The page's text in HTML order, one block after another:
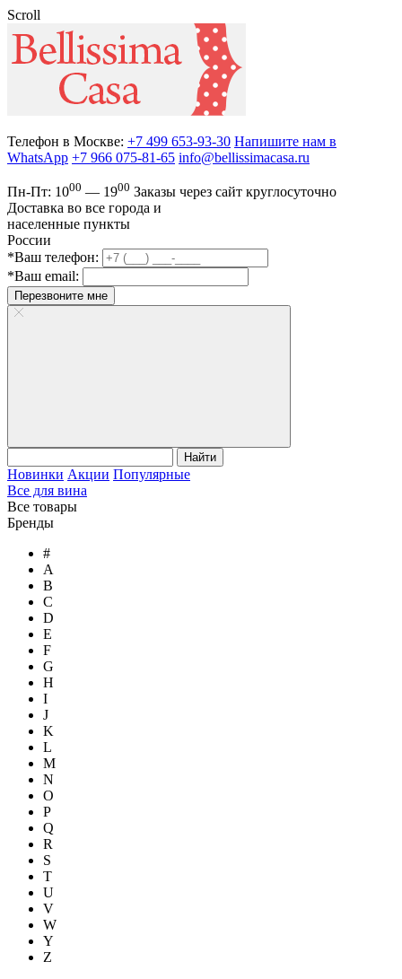
Scroll
Телефон в Москве: +7 499 653-93-30 Напишите нам в
WhatsApp +7 966 075-81-65 info@bellissimacasa.ru
Пн-Пт: 1000 — 1900 Заказы через сайт круглосуточно
Доставка во все города и
населенные пункты
России
*Ваш телефон:
*Ваш email:
Перезвоните мне
Найти
Новинки Акции Популярные
Все для вина
Все товары
Бренды
#
A
B
C
D
E
F
G
H
I
J
K
L
M
N
O
P
Q
R
S
T
U
V
W
Y
Z